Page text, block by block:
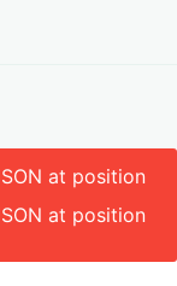
at position
at position